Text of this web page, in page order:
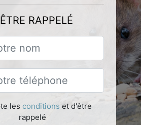
RAPPELÉ
les conditions et d'être
rappelé